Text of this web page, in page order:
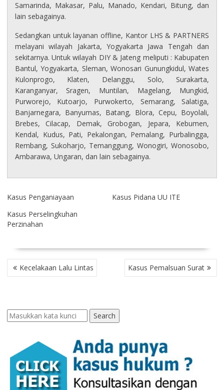
Samarinda, Makasar, Palu, Manado, Kendari, Bitung, dan
lain sebagainya.
Sedangkan untuk layanan offline, Kantor LHS & PARTNERS
melayani wilayah Jakarta, Yogyakarta Jawa Tengah dan
sekitarnya. Untuk wilayah DIY & Jateng meliputi : Kabupaten
Bantul, Yogyakarta, Sleman, Wonosari Gunungkidul, Wates
Kulonprogo, Klaten, Delanggu, Solo, Surakarta,
Karanganyar, Sragen, Muntilan, Magelang, Mungkid,
Purworejo, Kutoarjo, Purwokerto, Semarang, Salatiga,
Banjarnegara, Banyumas, Batang, Blora, Cepu, Boyolali,
Brebes, Cilacap, Demak, Grobogan, Jepara, Kebumen,
Kendal, Kudus, Pati, Pekalongan, Pemalang, Purbalingga,
Rembang, Sukoharjo, Temanggung, Wonogiri, Wonosobo,
Ambarawa, Ungaran, dan lain sebagainya.
Kasus Penganiayaan
Kasus Pidana UU ITE
Kasus Perselingkuhan
Perzinahan
POST
NAVIGATION
Kecelakaan Lalu Lintas Kasus Pemalsuan Surat
Search